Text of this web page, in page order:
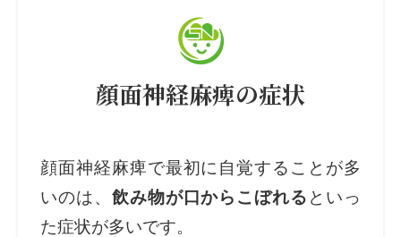
顔面神経麻痺の症状
顔面神経麻痺で最初に自覚することが多
いのは、 飲み物が口からこぼれる といっ
た症状が多いです。